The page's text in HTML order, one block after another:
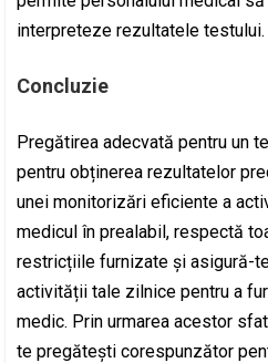
interpreteze rezultatele testului.
Concluzie
Pregătirea adecvată pentru un
pentru obținerea rezultatelor
unei monitorizări eficiente a
medicul în prealabil, respectă
restricțiile furnizate și asigură-
activității tale zilnice pentru a
medic. Prin urmarea acestor
te pregătești corespunzător